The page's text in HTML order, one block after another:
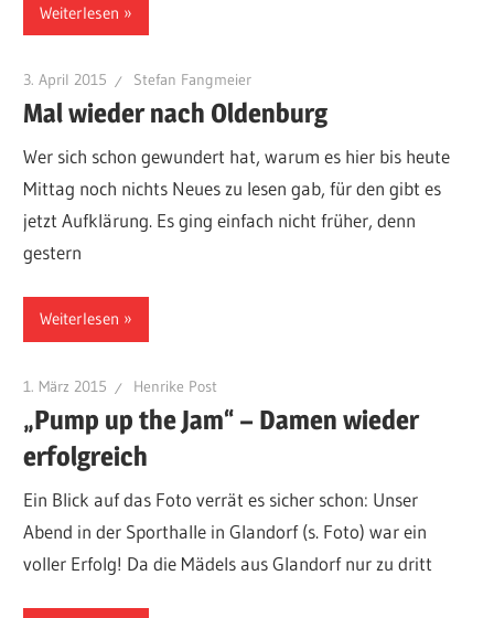
Weiterlesen
3. April 2015 Stefan Fangmeier
Mal wieder nach Oldenburg
Wer sich schon gewundert hat, warum es hier bis heute
Mittag noch nichts Neues zu lesen gab, für den gibt es
jetzt Aufklärung. Es ging einfach nicht früher, denn
gestern
Weiterlesen
1. März 2015 Henrike Post
„Pump up the Jam“ – Damen wieder
erfolgreich
Ein Blick auf das Foto verrät es sicher schon: Unser
Abend in der Sporthalle in Glandorf (s. Foto) war ein
voller Erfolg! Da die Mädels aus Glandorf nur zu dritt